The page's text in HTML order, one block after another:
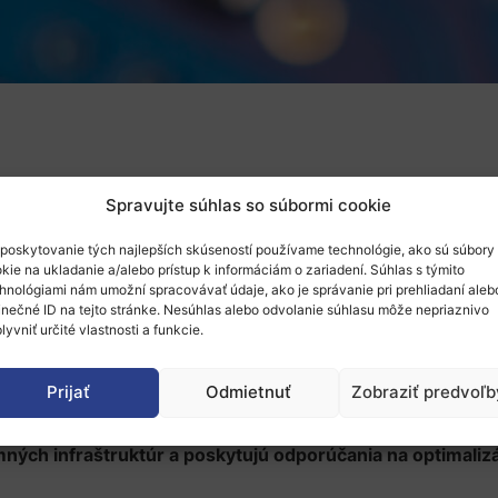
Spravujte súhlas so súbormi cookie
tých najlepších skúseností používame technológie, ako sú súbory
na ukladanie a/alebo prístup k informáciám o zariadení. Súhlas s týmito
nám umožní spracovávať údaje, ako je správanie pri prehliadaní
ID na tejto stránke. Nesúhlas alebo odvolanie súhlasu môže nepriaznivo
určité vlastnosti a funkcie.
Prijať Odmietnuť Zobraziť
fórom Organizácie pre hospodársku
infraštruktúr.
„Optimizing
výskumných infraštruktúr , často
akými sú obmedzený rozpočet na výskum či
. Modely sú jednej strane zamerané na subjekty s
riadenia portfólia výskumných infraštruktúr v
infraštruktúr a poskytujú odporúčania na